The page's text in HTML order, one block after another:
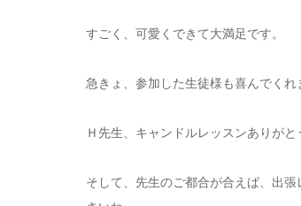
すごく、可愛くできて大満足です。
急きょ、参加した生徒様も喜んでくれ
Ｈ先生、キャンドルレッスンありがと
そして、先生のご都合が合えば、出